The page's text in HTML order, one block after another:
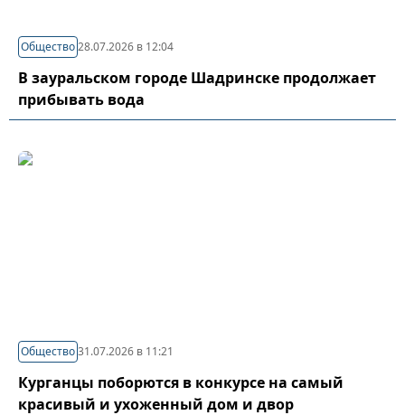
Общество28.07.2026 в 12:04
В зауральском городе Шадринске продолжает
прибывать вода
Общество31.07.2026 в 11:21
Курганцы поборются в конкурсе на самый
красивый и ухоженный дом и двор